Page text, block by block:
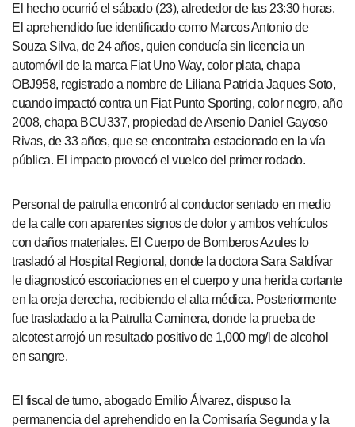
El hecho ocurrió el sábado (23), alrededor de las 23:30 horas.
El aprehendido fue identificado como Marcos Antonio de
Souza Silva, de 24 años, quien conducía sin licencia un
automóvil de la marca Fiat Uno Way, color plata, chapa
OBJ958, registrado a nombre de Liliana Patricia Jaques Soto,
cuando impactó contra un Fiat Punto Sporting, color negro, año
2008, chapa BCU337, propiedad de Arsenio Daniel Gayoso
Rivas, de 33 años, que se encontraba estacionado en la vía
pública. El impacto provocó el vuelco del primer rodado.
Personal de patrulla encontró al conductor sentado en medio
de la calle con aparentes signos de dolor y ambos vehículos
con daños materiales. El Cuerpo de Bomberos Azules lo
trasladó al Hospital Regional, donde la doctora Sara Saldívar
le diagnosticó escoriaciones en el cuerpo y una herida cortante
en la oreja derecha, recibiendo el alta médica. Posteriormente
fue trasladado a la Patrulla Caminera, donde la prueba de
alcotest arrojó un resultado positivo de 1,000 mg/l de alcohol
en sangre.
El fiscal de turno, abogado Emilio Álvarez, dispuso la
permanencia del aprehendido en la Comisaría Segunda y la